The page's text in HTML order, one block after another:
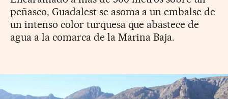
peñasco, Guadalest se asoma a un embalse de
un intenso color turquesa que abastece de
agua a la comarca de la Marina Baja.